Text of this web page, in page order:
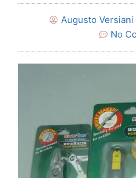
Augusto Versiani
No